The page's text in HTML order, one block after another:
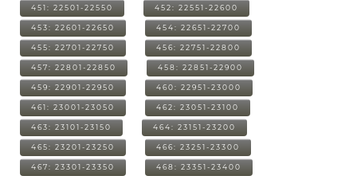
451: 22501-22550 452: 22551-22600
453: 22601-22650 454: 22651-22700
455: 22701-22750 456: 22751-22800
457: 22801-22850 458: 22851-22900
459: 22901-22950 460: 22951-23000
461: 23001-23050 462: 23051-23100
463: 23101-23150 464: 23151-23200
465: 23201-23250 466: 23251-23300
467: 23301-23350 468: 23351-23400